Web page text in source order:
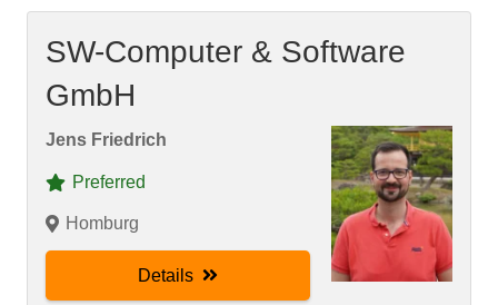
SW-Computer & Software
GmbH
Jens Friedrich
Preferred
Homburg
Details